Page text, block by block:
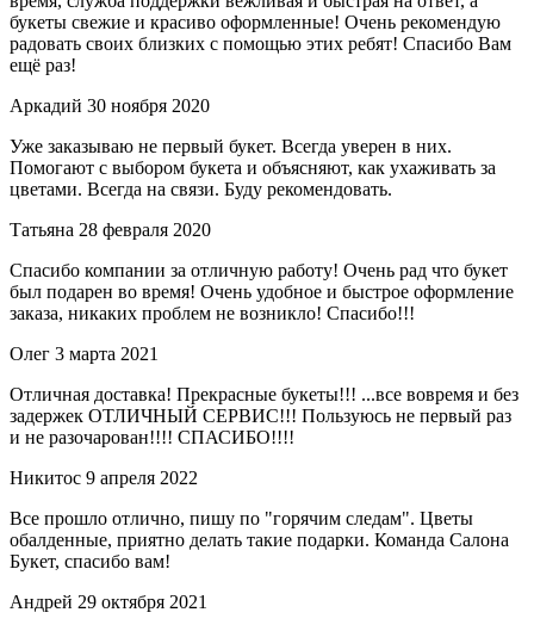
букеты свежие и красиво оформленные! Очень рекомендую
радовать своих близких с помощью этих ребят! Спасибо Вам
ещё раз!
Аркадий 30 ноября 2020
Уже заказываю не первый букет. Всегда уверен в них.
Помогают с выбором букета и объясняют, как ухаживать за
цветами. Всегда на связи. Буду рекомендовать.
Татьяна 28 февраля 2020
Спасибо компании за отличную работу! Очень рад что букет
был подарен во время! Очень удобное и быстрое оформление
заказа, никаких проблем не возникло! Спасибо!!!
Олег 3 марта 2021
Отличная доставка! Прекрасные букеты!!! ...все вовремя и без
задержек ОТЛИЧНЫЙ СЕРВИС!!! Пользуюсь не первый раз
и не разочарован!!!! СПАСИБО!!!!
Никитос 9 апреля 2022
Все прошло отлично, пишу по "горячим следам". Цветы
обалденные, приятно делать такие подарки. Команда Салона
Букет, спасибо вам!
Андрей 29 октября 2021